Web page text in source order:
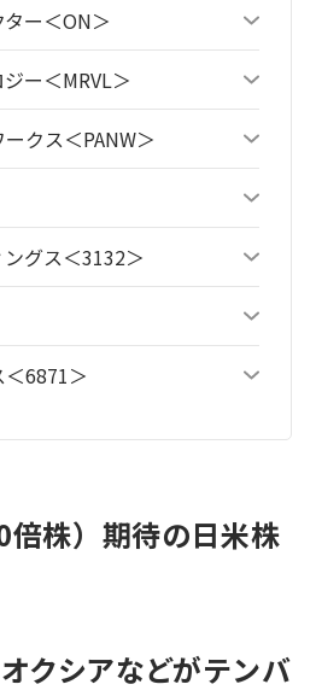
ー＜ON＞
ー＜MRVL＞
クス＜PANW＞
グス＜3132＞
6871＞
倍株）期待の日米株
クシアなどがテンバ